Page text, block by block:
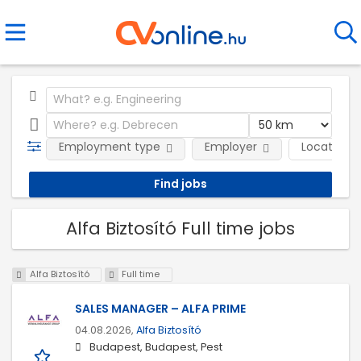
Employment type Employer Location
Alfa Biztosító Full time jobs
Alfa Biztosító Full time
SALES MANAGER – ALFA PRIME
04.08.2026, Alfa Biztosító
Budapest, Budapest, Pest